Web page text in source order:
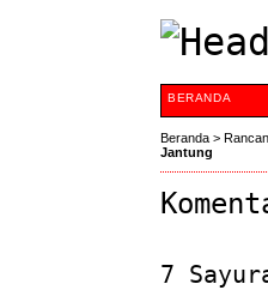
BERANDA
Beranda >
Jantung
7